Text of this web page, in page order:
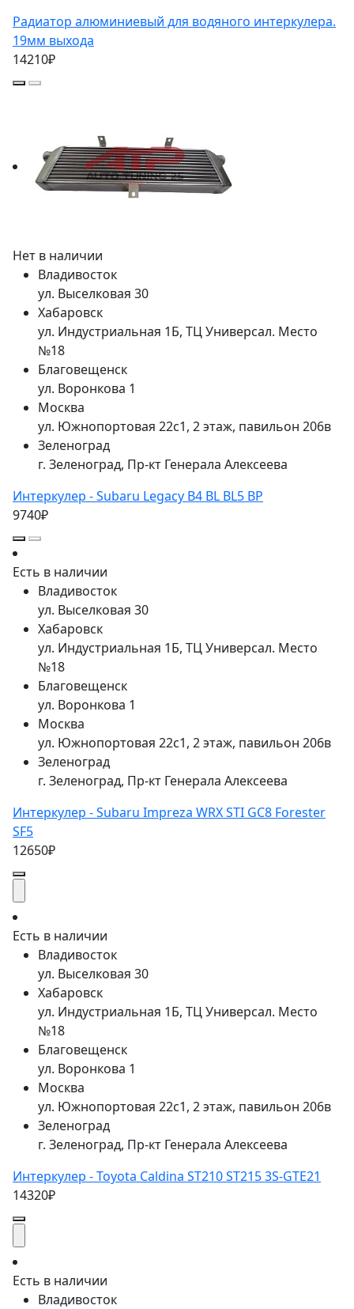
Радиатор алюминиевый для водяного интеркулера.
19мм выхода
14210₽
Нет в наличии
Владивосток
ул. Выселковая 30
Хабаровск
ул. Индустриальная 1Б, ТЦ Универсал. Место
№18
Благовещенск
ул. Воронкова 1
Москва
ул. Южнопортовая 22с1, 2 этаж, павильон 206в
Зеленоград
г. Зеленоград, Пр-кт Генерала Алексеева
Интеркулер - Subaru Legacy B4 BL BL5 BP
9740₽
Есть в наличии
Владивосток
ул. Выселковая 30
Хабаровск
ул. Индустриальная 1Б, ТЦ Универсал. Место
№18
Благовещенск
ул. Воронкова 1
Москва
ул. Южнопортовая 22с1, 2 этаж, павильон 206в
Зеленоград
г. Зеленоград, Пр-кт Генерала Алексеева
Интеркулер - Subaru Impreza WRX STI GC8 Forester
SF5
12650₽
Есть в наличии
Владивосток
ул. Выселковая 30
Хабаровск
ул. Индустриальная 1Б, ТЦ Универсал. Место
№18
Благовещенск
ул. Воронкова 1
Москва
ул. Южнопортовая 22с1, 2 этаж, павильон 206в
Зеленоград
г. Зеленоград, Пр-кт Генерала Алексеева
Интеркулер - Toyota Caldina ST210 ST215 3S-GTE21
14320₽
Есть в наличии
Владивосток